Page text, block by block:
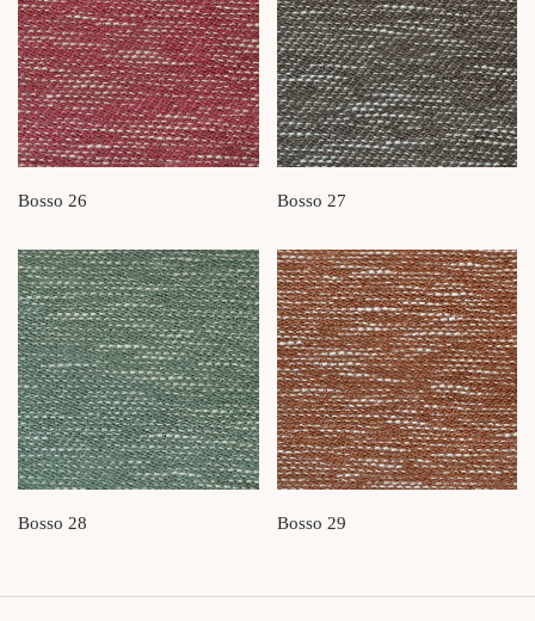
Bosso 26 Bosso 27
Bosso 28 Bosso 29